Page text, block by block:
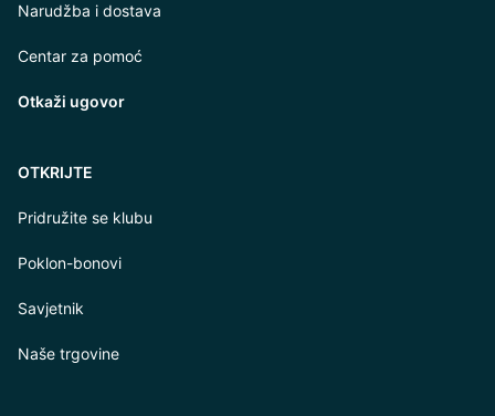
Narudžba i dostava
Centar za pomoć
Otkaži ugovor
OTKRIJTE
Pridružite se klubu
Poklon-bonovi
Savjetnik
Naše trgovine